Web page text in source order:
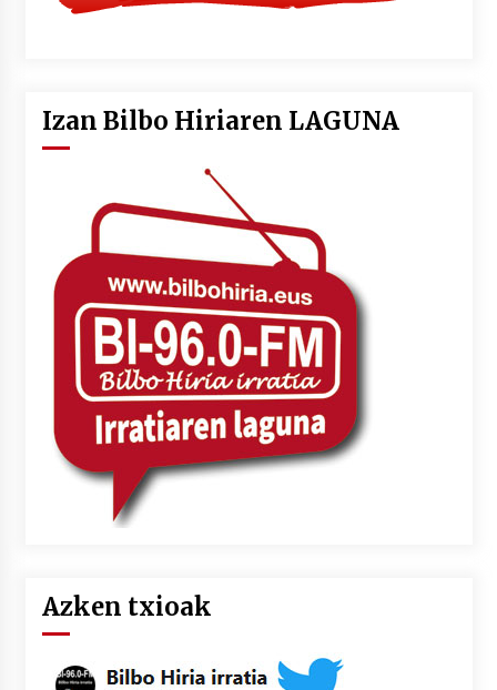
Izan Bilbo Hiriaren LAGUNA
Azken txioak